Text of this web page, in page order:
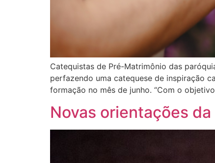
Catequistas de Pré-Matrimônio das
perfazendo uma catequese de inspiração
formação no mês de junho. “Com o
Novas orientações